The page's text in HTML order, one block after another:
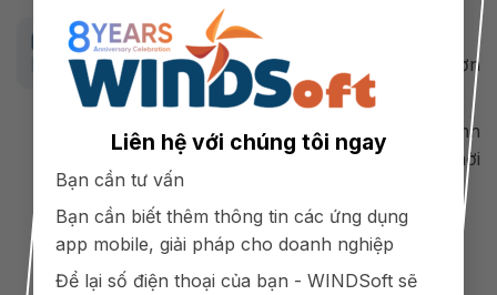
Liên hệ với chúng tôi ngay
Bạn cần tư vấn
Bạn cần biết thêm thông tin các ứng dụng
app mobile, giải pháp cho doanh nghiệp
Để lại số điện thoại của bạn - WINDSoft sẽ
Đối với khách hàng
Thuận tiện và tiết kiệm thời gian hơn
trong việc đặt thuốc
Được tư vấn, chăm sóc, hỗ trợ nhiệt tình
bất cứ lúc nào, không phụ thuộc thời
gian và địa điểm